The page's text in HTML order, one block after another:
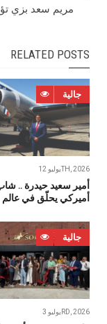
مريم سعد بزي
RELATED POSTS
جالية
يوليو 12TH, 2026
أمير سعيد حيدرة ..
أميركي يحلّق في عالم
جالية
يوليو 3RD, 2026